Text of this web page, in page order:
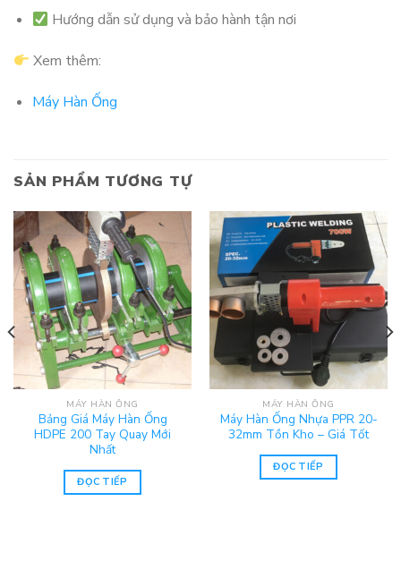
Hướng dẫn sử dụng và bảo hành tận nơi
Xem thêm:
Máy Hàn Ống
SẢN PHẨM TƯƠNG TỰ
MÁY HÀN ỐNG
Bảng Giá Máy Hàn Ống
HDPE 200 Tay Quay Mới
Nhất
ĐỌC TIẾP
MÁY HÀN ỐNG
Máy Hàn Ống Nhựa PPR 20-
32mm Tồn Kho – Giá Tốt
ĐỌC TIẾP